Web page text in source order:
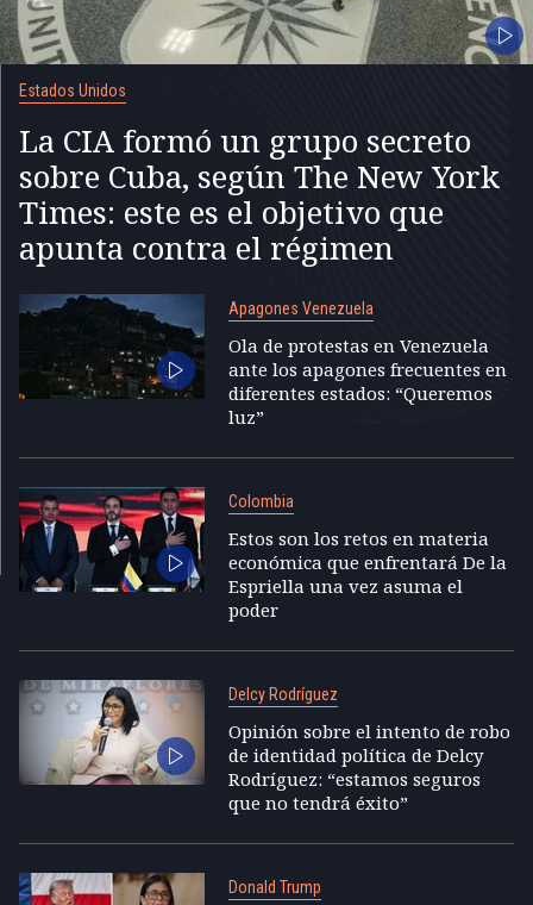
Estados Unidos
La CIA formó un grupo secreto
sobre Cuba, según The New York
Times: este es el objetivo que
apunta contra el régimen
Apagones Venezuela
Ola de protestas en Venezuela
ante los apagones frecuentes en
diferentes estados: “Queremos
luz”
Colombia
Estos son los retos en materia
económica que enfrentará De la
Espriella una vez asuma el
poder
Delcy Rodríguez
Opinión sobre el intento de robo
de identidad política de Delcy
Rodríguez: “estamos seguros
que no tendrá éxito”
Donald Trump